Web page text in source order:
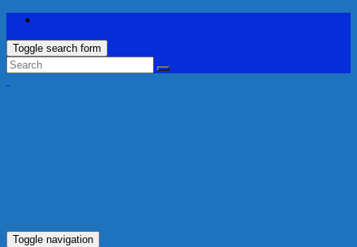
Toggle search form
Toggle navigation